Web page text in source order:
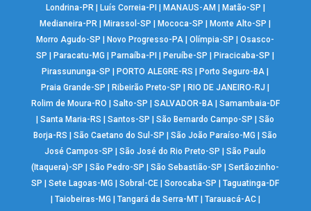
Londrina-PR| Luís Correia-PI MANAUS-AM Matão-SP
Medianeira-PR
Mirassol-SP Mococa-SP Monte Alto-SP
Morro Agudo-SP
Novo Progresso-PA |Olímpia-SP |Osasco-
SP
Paracatu-MG Parnaíba-PI Peruíbe-SP Piracicaba-SP
Pirassununga-SP
PORTO ALEGRE-RS Porto Seguro-BA
Praia Grande-SP
Ribeirão Preto-SP RIO DE JANEIRO-RJ
Rolim de Moura-RO
Salto-SP SALVADOR-BA| Samambaia-DF
|Santa Maria-RS |Santos-SP |São Bernardo Campo-SP |São
Borja-RS
|São Caetano do Sul-SP |São João Paraíso-MG |São
José Campos-SP
|São José do Rio Preto-SP |São Paulo
(Itaquera)-SP
|São Pedro-SP |São Sebastião-SP |Sertãozinho-
SP
|Sete Lagoas-MG |Sobral-CE |Sorocaba-SP |Taguatinga-DF
Taiobeiras-MG Tangará da Serra-MT| Tarauacá-AC|